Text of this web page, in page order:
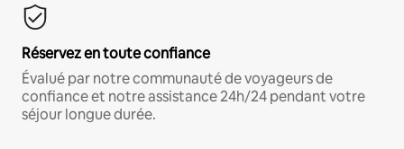
Réservez en toute confiance
Évalué par notre communauté de voyageurs de
confiance et notre assistance 24h/24 pendant votre
séjour longue durée.